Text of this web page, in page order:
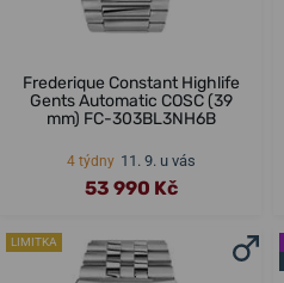
Frederique Constant Highlife
Gents Automatic COSC (39
mm) FC-303BL3NH6B
4 týdny 11. 9. u vás
53 990 Kč
LIMITKA